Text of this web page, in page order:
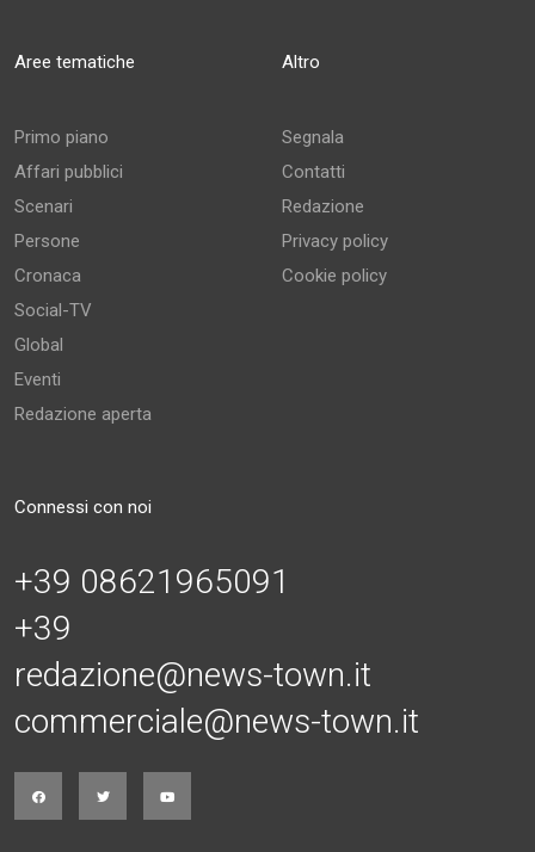
Aree tematiche
Primo piano
Affari pubblici
Scenari
Persone
Cronaca
Social-TV
Global
Eventi
Redazione aperta
Altro
Segnala
Contatti
Redazione
Privacy policy
Cookie policy
Connessi con noi
+39 08621965091
+39
redazione@news-town.it
commerciale@news-town.it